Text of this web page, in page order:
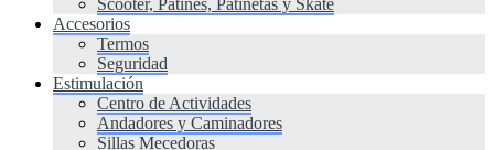
Scooter, Patines, Patinetas y Skate
Accesorios
Termos
Seguridad
Estimulación
Centro de Actividades
Andadores y Caminadores
Sillas Mecedoras